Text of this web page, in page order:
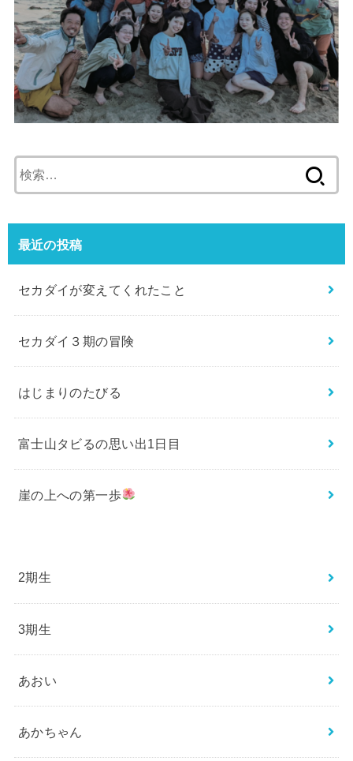
索:
最近の投稿
セカダイが変えてくれたこと
セカダイ３期の冒険
はじまりのたびる
富士山タビるの思い出1日目
崖の上への第一歩
2期生
3期生
あおい
あかちゃん